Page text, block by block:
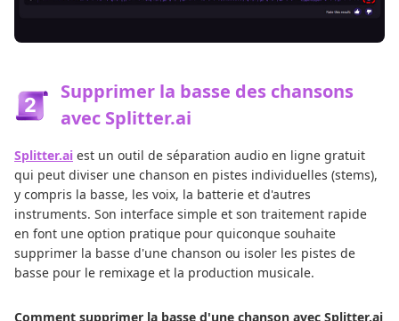
Supprimer la basse des chansons
avec Splitter.ai
Splitter.ai est un outil de séparation audio en ligne gratuit
qui peut diviser une chanson en pistes individuelles (stems),
y compris la basse, les voix, la batterie et d'autres
instruments. Son interface simple et son traitement rapide
en font une option pratique pour quiconque souhaite
supprimer la basse d'une chanson ou isoler les pistes de
basse pour le remixage et la production musicale.
Comment supprimer la basse d'une chanson avec Splitter.ai